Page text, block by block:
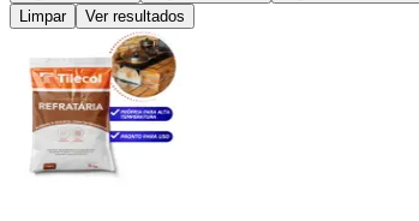
Limpar
Ver resultados